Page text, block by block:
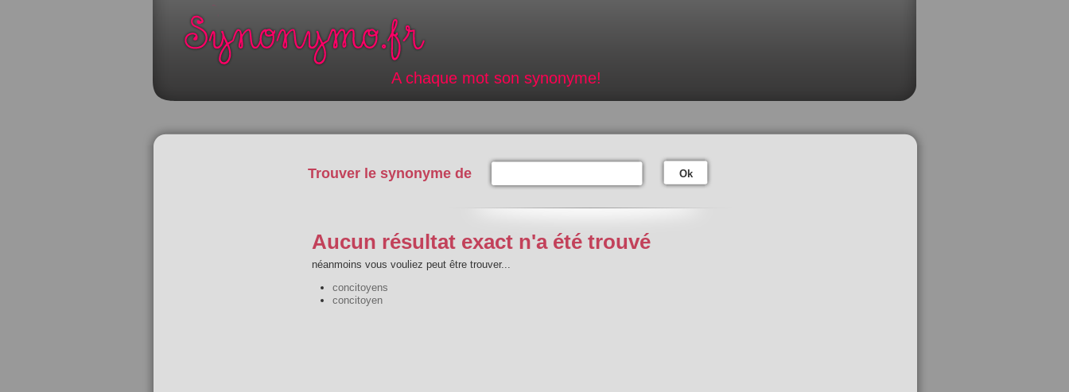
A chaque mot son synonyme!
Trouver le synonyme de Ok
Aucun résultat exact n'a été trouvé
néanmoins vous vouliez peut être trouver...
concitoyens
concitoyen